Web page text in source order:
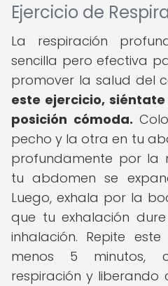
Ejercicio de
La respiración
sencilla pero efectiva
promover la salud del
este ejercicio,
posición cómoda.
pecho y la otra en tu
profundamente por la
tu abdomen se
Luego, exhala por la
que tu exhalación
inhalación. Repite
menos 5 minutos,
respiración y liberando